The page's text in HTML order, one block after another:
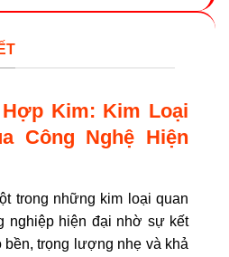
Kim: Kim Loại
Công Nghệ Hiện
trong những kim loại quan
nghiệp hiện đại nhờ sự kết
trọng lượng nhẹ và khả